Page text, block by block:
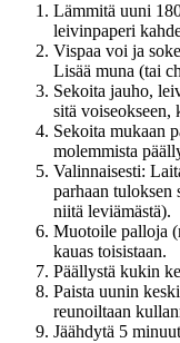
Lämmitä uuni
leivinpaperi
Vispaa voi ja
Lisää muna (tai
Sekoita jauho,
sitä voiseokseen,
Sekoita mukaan
molemmista
Valinnaisesti:
parhaan tuloksen
niitä leviämästä).
Muotoile palloja
kauas toisistaan.
Päällystä kukin
Paista uunin
reunoiltaan
Jäähdytä 5